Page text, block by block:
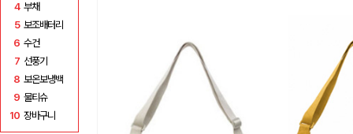
4 부채
5 보조배터리
6 수건
7 선풍기
8 보온보냉백
9 물티슈
10 장바구니